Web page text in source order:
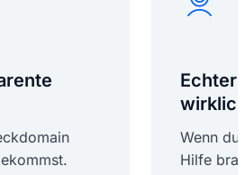
Echter
Wenn
Hilfe